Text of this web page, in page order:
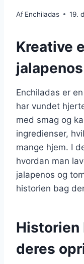
Af Enchiladas 19.
Kreative
Enchiladas er
har vundet
med smag og
ingredienser,
mange hjem. I
hvordan man
jalapenos og
historien bag
Historien
deres